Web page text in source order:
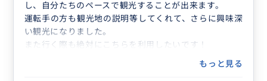
し、自分たちのペースで観光することが出来ます。
運転手の方も観光地の説明等してくれて、さらに興味深
い観光になりました。
また行く際も絶対にこちらを利用したいです！
もっと見る